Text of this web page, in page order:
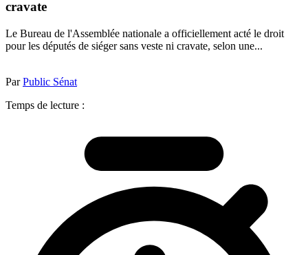
cravate
Le Bureau de l'Assemblée nationale a officiellement acté le droit
pour les députés de siéger sans veste ni cravate, selon une...
ParPublic Sénat
Temps de lecture :